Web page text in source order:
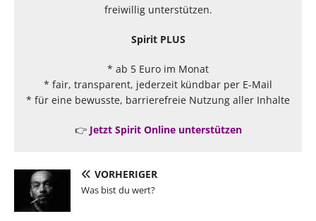
freiwillig unterstützen.
Spirit PLUS
* ab 5 Euro im Monat
* fair, transparent, jederzeit kündbar per E-Mail
* für eine bewusste, barrierefreie Nutzung aller Inhalte
👉 Jetzt Spirit Online unterstützen
VORHERIGER
Was bist du wert?